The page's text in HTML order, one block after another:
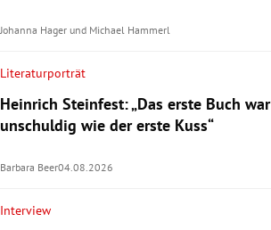
Johanna Hager und Michael Hammerl
Literaturporträt
Heinrich Steinfest: „Das erste Buch war
unschuldig wie der erste Kuss“
Barbara Beer04.08.2026
Interview